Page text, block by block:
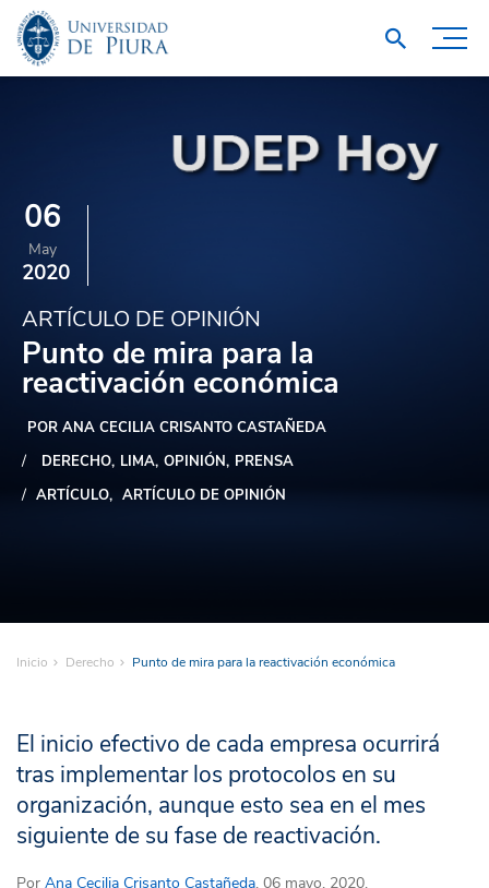
06
May
2020
ARTÍCULO DE OPINIÓN
Punto de mira para la
reactivación económica
POR ANA CECILIA CRISANTO CASTAÑEDA
DERECHO LIMA OPINIÓN PRENSA
ARTÍCULO
ARTÍCULO DE OPINIÓN
Inicio Derecho Punto de mira para la reactivación económica
El inicio efectivo de cada empresa ocurrirá
tras implementar los protocolos en su
organización, aunque esto sea en el mes
siguiente de su fase de reactivación.
Por Ana Cecilia Crisanto Castañeda. 06 mayo, 2020.